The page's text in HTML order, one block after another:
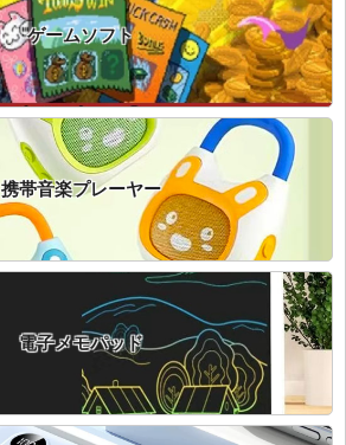
ゲームソフト
携帯音楽プレーヤー
電子メモパッド